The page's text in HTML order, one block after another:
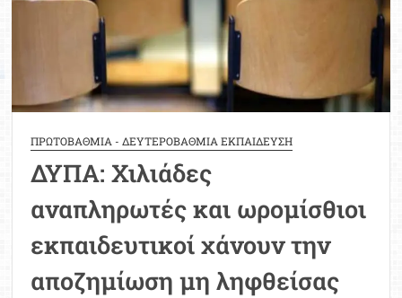
αδείας
εκπαιδευτικών
ΔΥΠΑ
ΠΡΩΤΟΒΑΘΜΙΑ - ΔΕΥΤΕΡΟΒΑΘΜΙΑ ΕΚΠΑΙΔΕΥΣΗ
ΔΥΠΑ: Χιλιάδες
αναπληρωτές και ωρομίσθιοι
εκπαιδευτικοί χάνουν την
αποζημίωση μη ληφθείσας